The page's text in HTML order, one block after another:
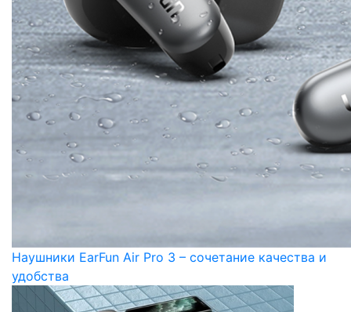
Наушники EarFun Air Pro 3 – сочетание качества и
удобства